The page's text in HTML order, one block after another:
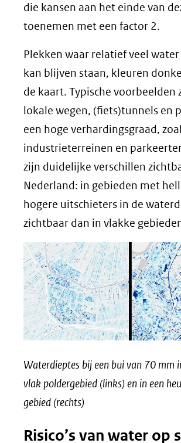
die kansen aan het einde van
toenemen met een factor 2.
Plekken waar relatief veel
kan blijven staan, kleuren
de kaart. Typische voorbeelden
lokale wegen, (fiets)tunnels en
een hoge verhardingsgraad,
industrieterreinen en
zijn duidelijke verschillen
Nederland: in gebieden met
hogere uitschieters in de
zichtbaar dan in vlakke
Waterdieptes bij een bui van 70 mm
vlak poldergebied (links) en in een
gebied (rechts)
Risico’s van water op